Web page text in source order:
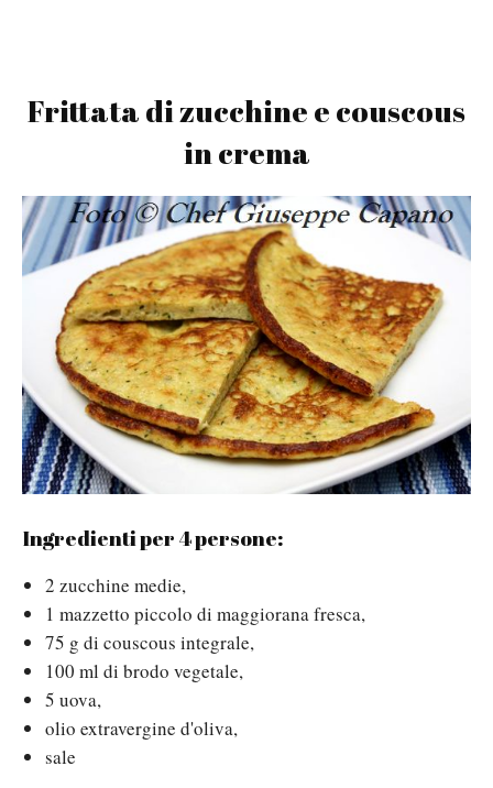
Frittata di zucchine e couscous
in crema
Ingredienti per 4 persone:
2 zucchine medie,
1 mazzetto piccolo di maggiorana fresca,
75 g di couscous integrale,
100 ml di brodo vegetale,
5 uova,
olio extravergine d'oliva,
sale